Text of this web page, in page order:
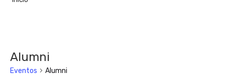
Alumni
Eventos Alumni